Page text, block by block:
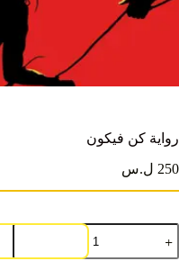
رواية كن فيكون
250 ل.س
كمية
رواية